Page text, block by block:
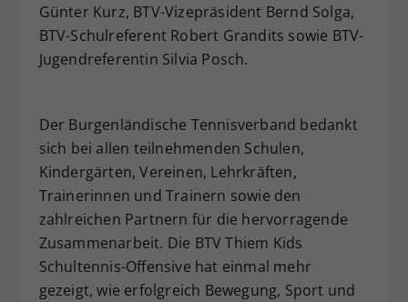
Günter Kurz, BTV-Vizepräsident Bernd Solga,
BTV-Schulreferent Robert Grandits sowie BTV-
Jugendreferentin Silvia Posch.
Der Burgenländische Tennisverband bedankt
sich bei allen teilnehmenden Schulen,
Kindergärten, Vereinen, Lehrkräften,
Trainerinnen und Trainern sowie den
zahlreichen Partnern für die hervorragende
Zusammenarbeit. Die BTV Thiem Kids
Schultennis-Offensive hat einmal mehr
gezeigt, wie erfolgreich Bewegung, Sport und